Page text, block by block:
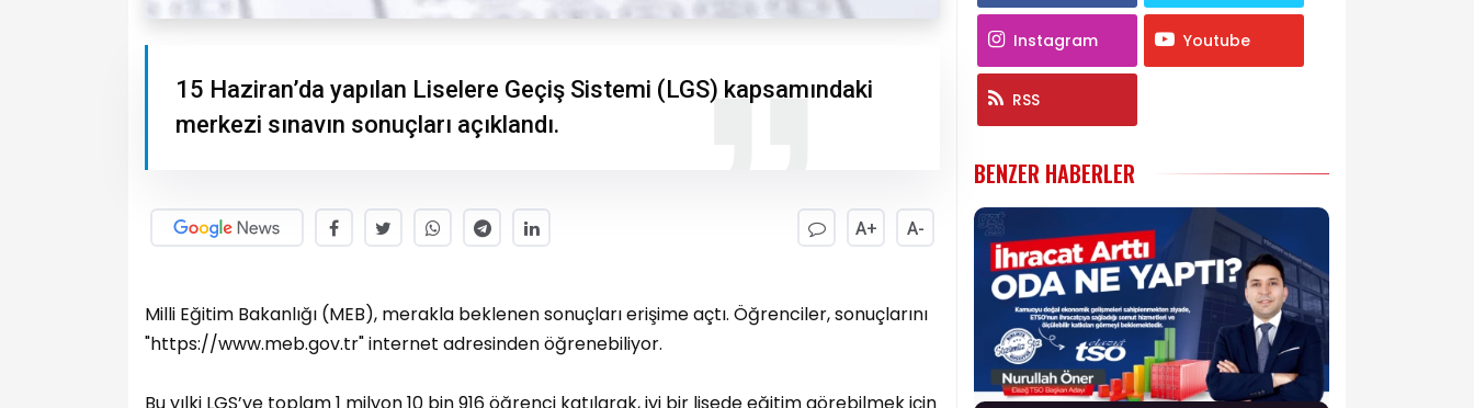
15 Haziran’da yapılan Liselere Geçiş Sistemi (LGS) kapsamındaki
merkezi sınavın sonuçları açıklandı.
A+ A-
Milli Eğitim Bakanlığı (MEB), merakla beklenen sonuçları erişime açtı. Öğrenciler, sonuçlarını
"https://www.meb.gov.tr" internet adresinden öğrenebiliyor.
Instagram Youtube
RSS
BENZER HABERLER